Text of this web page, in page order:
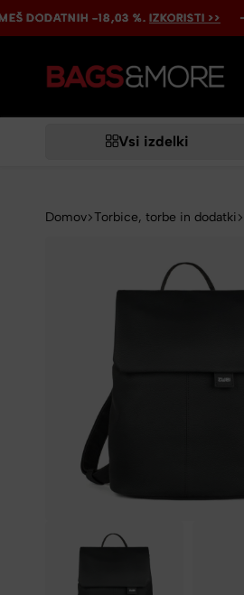
-18,03 %.IZKORISTI >>
-18,03 %.IZKORISTI >>
-18,03 %.IZKORISTI >>
-18,03 %.IZKORISTI >>
-18,03 %.IZKORISTI >>
Vsi izdelki
Domov Torbice, torbe in dodatki